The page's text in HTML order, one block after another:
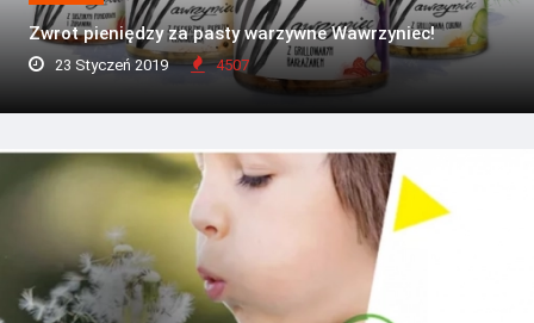
Zwrot pieniędzy za pasty warzywne Wawrzyniec!
23 Styczeń 2019 4507